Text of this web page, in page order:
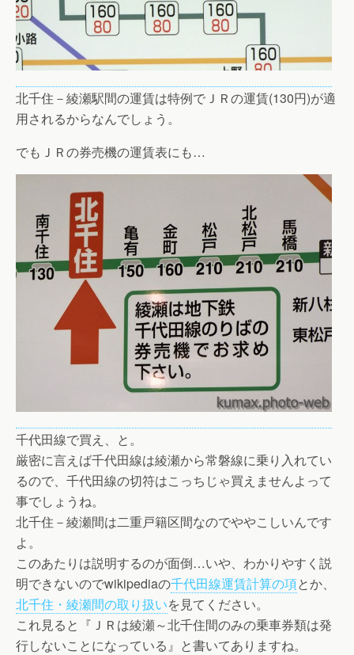
北千住－綾瀬駅間の運賃は特例でＪＲの運賃(130円)が適
用されるからなんでしょう。
でもＪＲの券売機の運賃表にも…
千代田線で買え、と。
厳密に言えば千代田線は綾瀬から常磐線に乗り入れてい
るので、千代田線の切符はこっちじゃ買えませんよって
事でしょうね。
北千住－綾瀬間は二重戸籍区間なのでややこしいんです
よ。
このあたりは説明するのが面倒…いや、わかりやすく説
明できないのでwikipediaの千代田線運賃計算の項とか、
北千住・綾瀬間の取り扱いを見てください。
これ見ると『ＪＲは綾瀬～北千住間のみの乗車券類は発
行しないことになっている』と書いてありますね。